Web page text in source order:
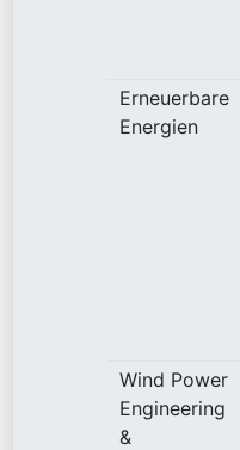
Erneuerbare
Energien
Wind Power
Engineering
&